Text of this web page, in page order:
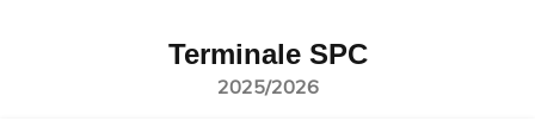
Terminale SPC
2025/2026